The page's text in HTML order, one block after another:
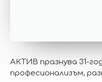
АКТИВ празнува 31-
професионализъм,